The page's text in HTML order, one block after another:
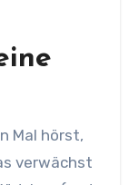
Mal hörst,
verwächst